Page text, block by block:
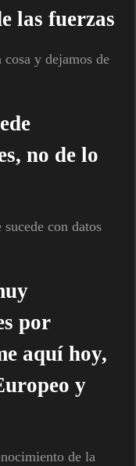
las fuerzas
cosa y dejamos de
no de lo
con datos
por
aquí hoy,
y
de la